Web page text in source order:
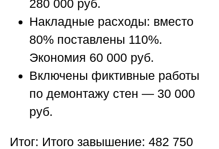
280 000 руб.
Накладные расходы: вместо
80% поставлены 110%.
Экономия 60 000 руб.
Включены фиктивные работы
по демонтажу стен — 30 000
руб.
Итог: Итого завышение: 482 750